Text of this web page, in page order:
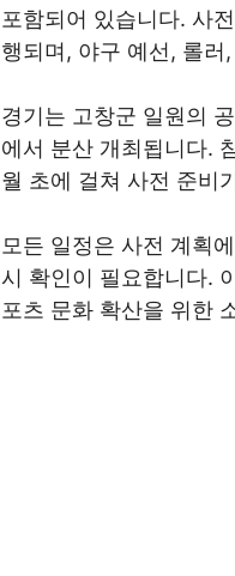
포함되어 있습니다. 사
행되며, 야구 예선, 롤
경기는 고창군 일원의
에서 분산 개최됩니다.
월 초에 걸쳐 사전 준비
모든 일정은 사전 계획
시 확인이 필요합니다.
포츠 문화 확산을 위한